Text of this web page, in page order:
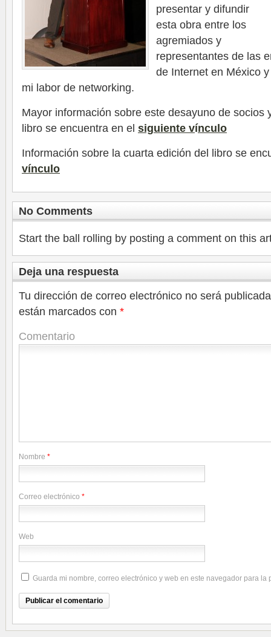
presentar y difundir
esta obra entre los
agremiados y
representantes de las
de Internet en México
mi labor de networking.
Mayor información sobre este desayuno de socios
libro se encuentra en el siguiente vínculo
Información sobre la cuarta edición del libro se
vínculo
No Comments
Start the ball rolling by posting a comment on this
Deja una respuesta
Tu dirección de correo electrónico no será
están marcados con *
Comentario
Nombre *
Correo electrónico *
Web
Guarda mi nombre, correo electrónico y web en este navegador para la